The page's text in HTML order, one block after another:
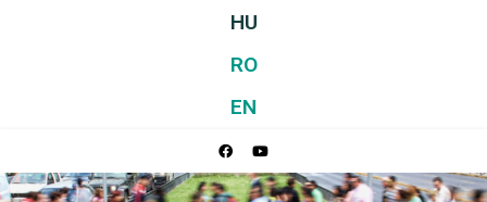
HU
RO
EN